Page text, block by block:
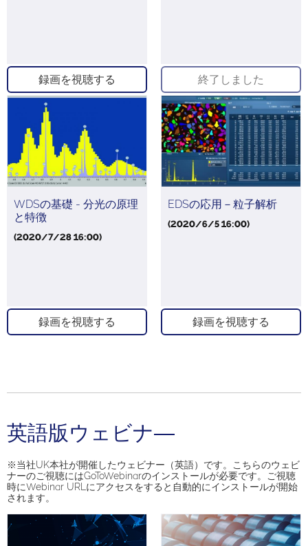
録画を視聴する 終了しました
WDSの基礎 - 分光の原理
と特徴
(2020/7/28 16:00)
録画を視聴する
EDSの応用－粒子解析
(2020/6/5 16:00)
録画を視聴する
英語版ウェビナ―
※当社UK本社が開催したウェビナー（英語）です。こちらのウェビ
ナーのご視聴にはGoToWebinarのインストールが必要です。ご視聴
時にWebinar URLにアクセスをすると自動的にインストールが開始
されます。